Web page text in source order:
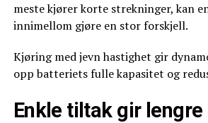
meste kjører korte strekninger, kan
innimellom gjøre en stor forskjell.
Kjøring med jevn hastighet gir
opp batteriets fulle kapasitet og
Enkle tiltak gir lengre